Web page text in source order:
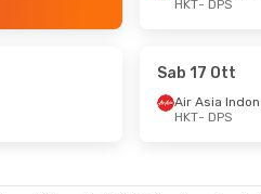
HKT- DPS
Sab 17 Ott
Air Asia
HKT- DPS